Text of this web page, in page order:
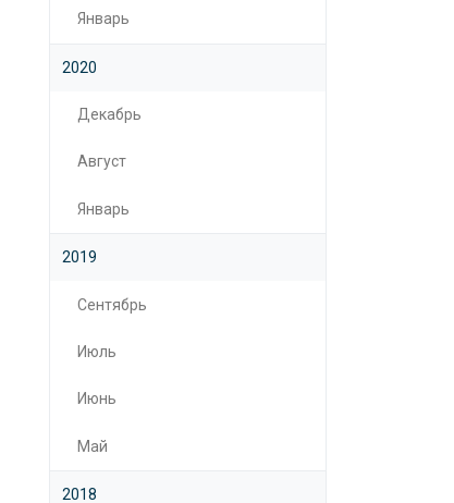
Январь
2020
Декабрь
Август
Январь
2019
Сентябрь
Июль
Июнь
Май
2018